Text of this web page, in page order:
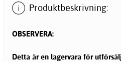
Produktbeskrivning:
OBSERVERA:
Detta är en lagervara för